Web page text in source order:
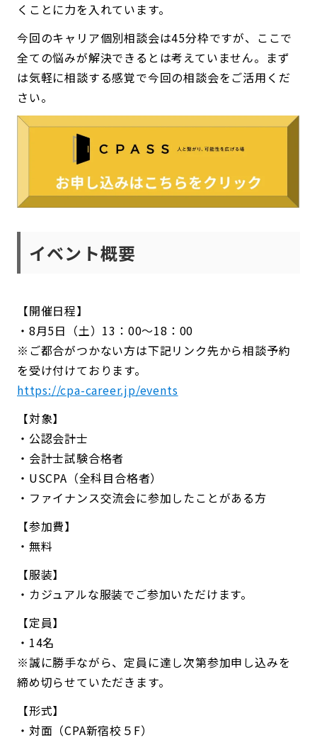
くことに力を入れています。
今回のキャリア個別相談会は45分枠ですが、ここで
全ての悩みが解決できるとは考えていません。まず
は気軽に相談する感覚で今回の相談会をご活用くだ
さい。
イベント概要
【開催日程】
・8月5日（土）13：00〜18：00
※ご都合がつかない方は下記リンク先から相談予約
を受け付けております。
https://cpa-career.jp/events
【対象】
・公認会計士
・会計士試験合格者
・USCPA（全科目合格者）
・ファイナンス交流会に参加したことがある方
【参加費】
・無料
【服装】
・カジュアルな服装でご参加いただけます。
【定員】
・14名
※誠に勝手ながら、定員に達し次第参加申し込みを
締め切らせていただきます。
【形式】
・対面（CPA新宿校５F）